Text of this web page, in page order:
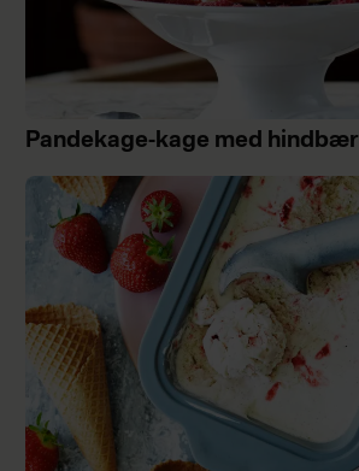
Pandekage-kage med hindbær